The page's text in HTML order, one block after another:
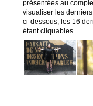
présentées au
visualiser les
ci-dessous, les 16
étant cliquables.